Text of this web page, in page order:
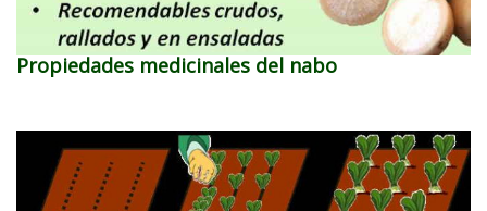
Propiedades medicinales del nabo